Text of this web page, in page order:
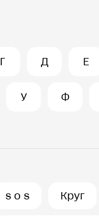
Г Д Е
У Ф
s o s Круг